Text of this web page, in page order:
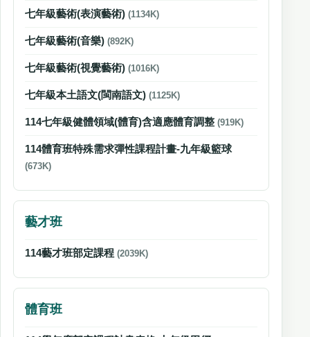
七年級藝術(表演藝術) (1134K)
七年級藝術(音樂) (892K)
七年級藝術(視覺藝術) (1016K)
七年級本土語文(閩南語文) (1125K)
114七年級健體領域(體育)含適應體育調整 (919K)
114體育班特殊需求彈性課程計畫-九年級籃球
(673K)
藝才班
114藝才班部定課程 (2039K)
體育班